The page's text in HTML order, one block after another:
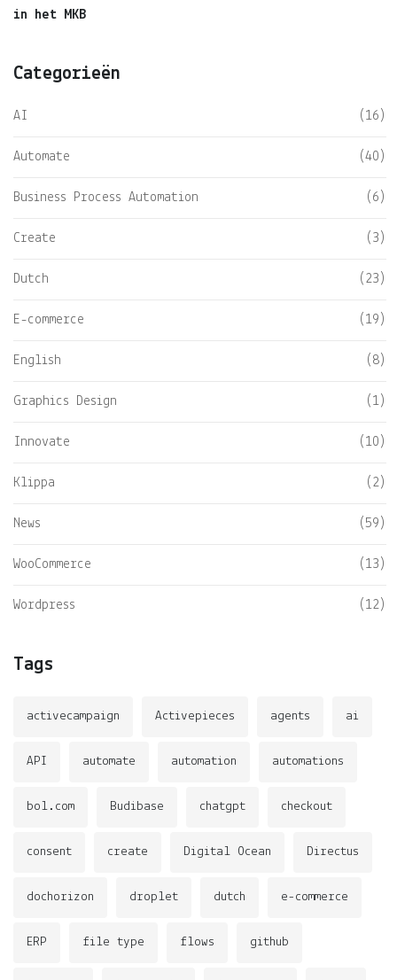
in het MKB
Categorieën
AI (16)
Automate (40)
Business Process Automation (6)
Create (3)
Dutch (23)
E-commerce (19)
English (8)
Graphics Design (1)
Innovate (10)
Klippa (2)
News (59)
WooCommerce (13)
Wordpress (12)
Tags
activecampaign Activepieces agents ai
API automate automation automations
bol.com Budibase chatgpt checkout
consent create Digital Ocean Directus
dochorizon droplet dutch e-commerce
ERP file type flows github